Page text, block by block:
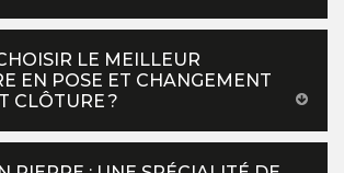
LE MEILLEUR
EN POSE ET CHANGEMENT
CLÔTURE ?